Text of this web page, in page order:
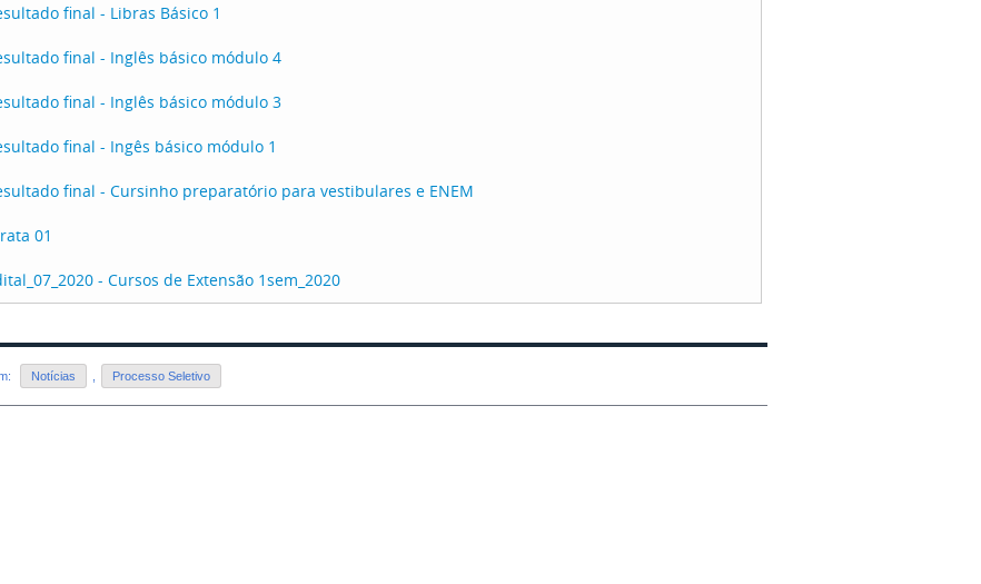
final - Libras Básico 1
final - Inglês básico módulo 4
final - Inglês básico módulo 3
final - Ingês básico módulo 1
final - Cursinho preparatório para vestibulares e ENEM
01
- Cursos de Extensão 1sem_2020
Notícias Processo Seletivo